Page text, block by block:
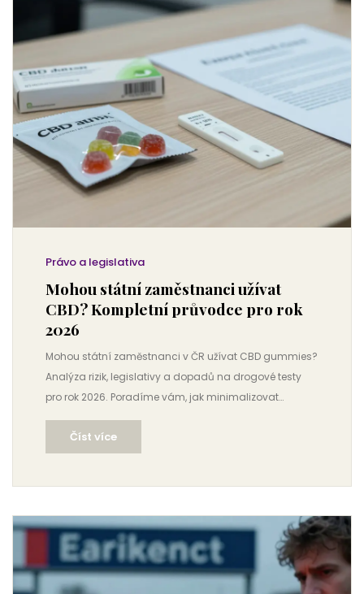
Právo a legislativa
Mohou státní zaměstnanci užívat
CBD? Kompletní průvodce pro rok
2026
Mohou státní zaměstnanci v ČR užívat CBD gummies?
Analýza rizik, legislativy a dopadů na drogové testy
pro rok 2026. Poradíme vám, jak minimalizovat
ohrožení kariéry.
Číst více